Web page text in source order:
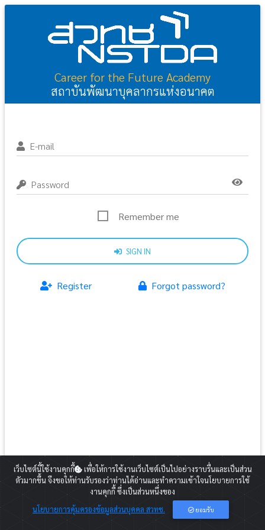
Career for the Future Academy
สถาบันพัฒนาบุคลากรแห่งอนาคต
E-mail
Password
Remember me
SIGN IN
Register Forgot password?
เว็บไซต์นี้ใช้งานคุกกี้
เพื่อให้การใช้งานเว็บไซต์เป็นไปอย่างราบรื่นและเป็นส่วน
ตัวมากขึ้น จึงขอให้ท่านรับรองว่าท่านได้อ่านและทำความเข้าใจนโยบายการใช้
งานคุกกี้ ซึ่งเป็นส่วนหนึ่งของ
นโยบายการคุ้มครองข้อมูลส่วนบุคคล สวทช.
ยอมรับ
สำหรับท่านที่ยังไม่ได้สมัครสมาชิกกรุณากดปุ่ม Register และดำเนินการตาม
ขั้นตอน
2020 Copyright:Career for the Future Academy
E-mail: